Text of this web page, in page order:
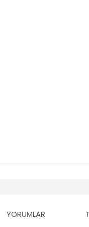
YORUMLAR